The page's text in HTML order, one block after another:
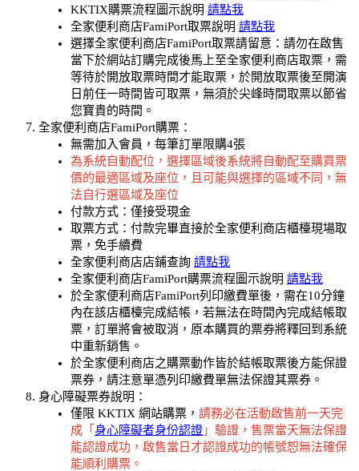
KKTIX購票流程圖示說明 請點我
全家便利商店FamiPort取票說明 請點我
選擇全家便利商店FamiPort取票請留意：請勿在啟售
當下於網站訂購完成後馬上至全家便利商店取票，需
等待於開放取票時間才能取票，於開放取票後至開演
日前任一時間皆可取票，無須於尖峰時間取票以節省
您寶貴的時間。
全家便利商店FamiPort購票：
無需加入會員，每筆訂單限購4張
為系統自動配位，選擇區域後系統將自動配至購買票
價的最適區域及座位，且可能與選擇的區域不同，無
法自行選區域及座位
付款方式：僅接受現金
取票方式：付款完畢直接於全家便利商店櫃檯現場取
票，免手續費
全家便利商店店鋪查詢 請點我
全家便利商店FamiPort購票流程圖示說明 請點我
於全家便利商店FamiPort列印繳費單後，需在10分鐘
內在該店櫃檯完成結帳，若無法在時間內完成結帳取
票，訂單將會被取消，原本購買的票券將釋回到系統
中重新銷售。
於全家便利商店之購票動作皆於結帳取票後方能保證
票券，請注意單憑列印繳費單無法保證其票券。
身心障礙票券說明：
僅限 KKTIX 網站購票， 請務必在活動啟售前一天完
成「 身心障礙者身份認證 」驗證，售票當天無法保證
能認證成功，啟售當日才認證成功的帳號恕無法確保
能順利購票。